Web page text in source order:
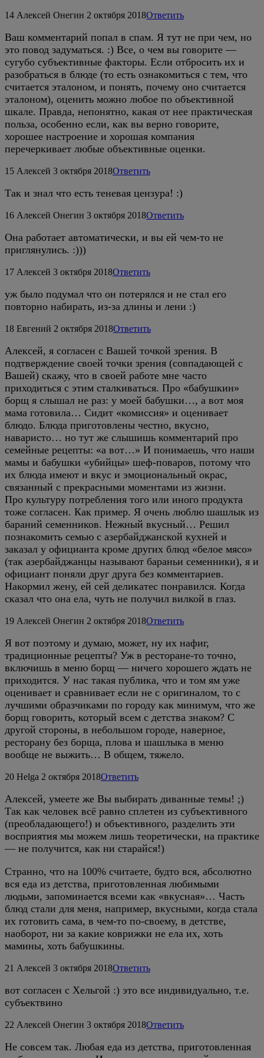
14 Алексей Онегин 2 октября 2018Ответить
Ваш комментарий попал в спам. Я тут не при чем, но
это повод задуматься. :) Все, о чем вы говорите —
сугубо субъективные факторы. Если отбросить их и
разобраться в блюде (то есть ознакомиться с тем, что
считается эталоном, и понять, почему оно считается
эталоном), оценить можно любое по объективной
шкале. Правда, непонятно, какая от нее практическая
польза, особенно если, как вы верно говорите,
хорошее настроение и хорошая компания
перечеркивает любые объективные оценки.
15 Алексей 3 октября 2018Ответить
Так и знал что есть теневая цензура! :)
16 Алексей Онегин 3 октября 2018Ответить
Она работает автоматически, и вы ей чем-то не
приглянулись. :)))
17 Алексей 3 октября 2018Ответить
уж было подумал что он потерялся и не стал его
повторно набирать, из-за длины и лени :)
18 Евгений 2 октября 2018Ответить
Алексей, я согласен с Вашей точкой зрения. В
подтверждение своей точки зрения (совпадающей с
Вашей) скажу, что в своей работе мне часто
приходиться с этим сталкиваться. Про «бабушкин»
борщ я слышал не раз: у моей бабушки…, а вот моя
мама готовила… Сидит «комиссия» и оценивает
блюдо. Блюда приготовлены честно, вкусно,
наваристо… но тут же слышишь комментарий про
семейные рецепты: «а вот…» И понимаешь, что наши
мамы и бабушки «убийцы» шеф-поваров, потому что
их блюда имеют и вкус и эмоциональный окрас,
связанный с прекрасными моментами из жизни.
Про культуру потребления того или иного продукта
тоже согласен. Как пример. Я очень люблю шашлык из
бараний семенников. Нежный вкусный… Решил
познакомить семью с азербайджанской кухней и
заказал у официанта кроме других блюд «белое мясо»
(так азербайджанцы называют бараньи семенники), я и
официант поняли друг друга без комментариев.
Накормил жену, ей сей деликатес понравился. Когда
сказал что она ела, чуть не получил вилкой в глаз.
19 Алексей Онегин 2 октября 2018Ответить
Я вот поэтому и думаю, может, ну их нафиг,
традиционные рецепты? Уж в ресторане-то точно,
включишь в меню борщ — ничего хорошего ждать не
приходится. У нас такая публика, что и том ям уже
оценивает и сравнивает если не с оригиналом, то с
лучшими образчиками по городу как минимум, что же
борщ говорить, который всем с детства знаком? С
другой стороны, в небольшом городе, наверное,
ресторану без борща, плова и шашлыка в меню
вообще не выжить… В общем, тяжело.
20 Helga 2 октября 2018Ответить
Алексей, умеете же Вы выбирать диванные темы! ;)
Так как человек всё равно сплетен из субъективного
(преобладающего!) и объективного, разделить эти
восприятия мы можем лишь теоретически, на практике
— не получится, как ни старайся!)
Странно, что на 100% считаете, будто вся, абсолютно
вся еда из детства, приготовленная любимыми
людьми, запоминается всеми как «вкусная»… Часть
блюд стали для меня, например, вкусными, когда стала
их готовить сама, в чем-то по-своему, в детстве,
наоборот, ни за какие коврижки не ела их, хоть
мамины, хоть бабушкины.
21 Алексей 3 октября 2018Ответить
вот согласен с Хельгой :) это все индивидуально, т.е.
субъектвино
22 Алексей Онегин 3 октября 2018Ответить
Не совсем так. Любая еда из детства, приготовленная